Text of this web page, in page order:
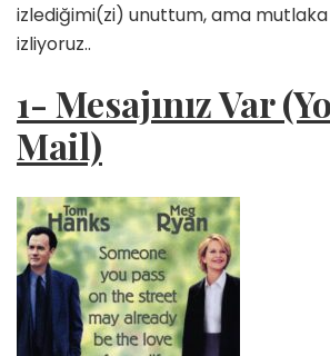
izlediğimi(zi) unuttum, ama
izliyoruz..
1- Mesajınız Var
Mail)